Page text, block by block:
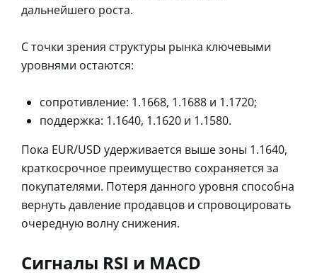
дальнейшего роста.
С точки зрения структуры рынка ключевыми
уровнями остаются:
сопротивление: 1.1668, 1.1688 и 1.1720;
поддержка: 1.1640, 1.1620 и 1.1580.
Пока EUR/USD удерживается выше зоны 1.1640,
краткосрочное преимущество сохраняется за
покупателями. Потеря данного уровня способна
вернуть давление продавцов и спровоцировать
очередную волну снижения.
Сигналы RSI и MACD